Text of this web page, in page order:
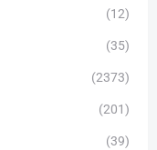
(12)
(35)
(2373)
(201)
(39)